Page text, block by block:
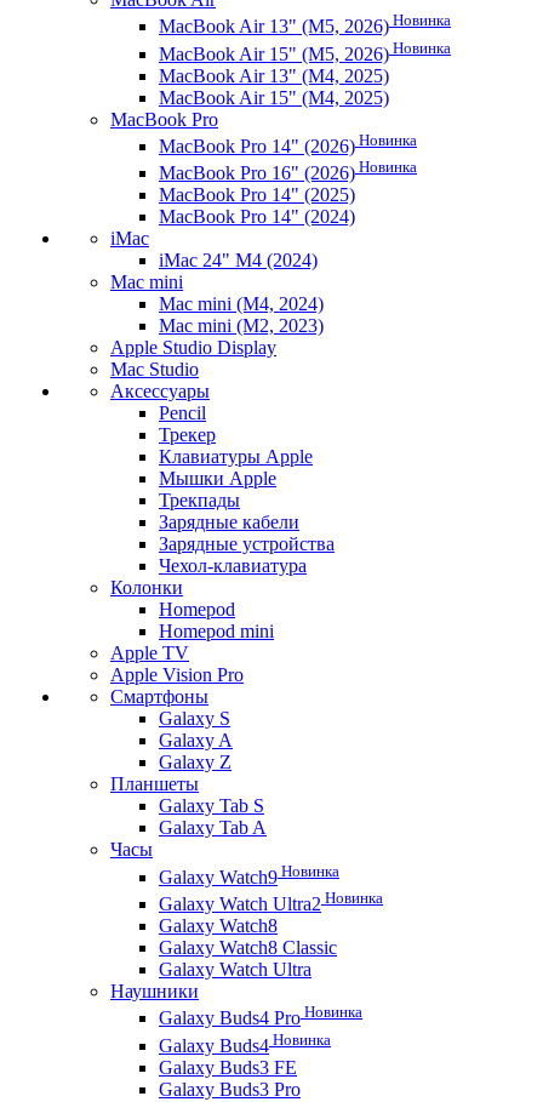
MacBook Air 13" (M5, 2026) Новинка
MacBook Air 15" (M5, 2026) Новинка
MacBook Air 13" (M4, 2025)
MacBook Air 15" (M4, 2025)
MacBook Pro
MacBook Pro 14" (2026) Новинка
MacBook Pro 16" (2026) Новинка
MacBook Pro 14" (2025)
MacBook Pro 14" (2024)
iMac
iMac 24" M4 (2024)
Mac mini
Mac mini (M4, 2024)
Mac mini (M2, 2023)
Apple Studio Display
Mac Studio
Аксессуары
Pencil
Трекер
Клавиатуры Apple
Мышки Apple
Трекпады
Зарядные кабели
Зарядные устройства
Чехол-клавиатура
Колонки
Homepod
Homepod mini
Apple TV
Apple Vision Pro
Смартфоны
Galaxy S
Galaxy A
Galaxy Z
Планшеты
Galaxy Tab S
Galaxy Tab A
Часы
Galaxy Watch9 Новинка
Galaxy Watch Ultra2 Новинка
Galaxy Watch8
Galaxy Watch8 Classic
Galaxy Watch Ultra
Наушники
Galaxy Buds4 Pro Новинка
Galaxy Buds4 Новинка
Galaxy Buds3 FE
Galaxy Buds3 Pro